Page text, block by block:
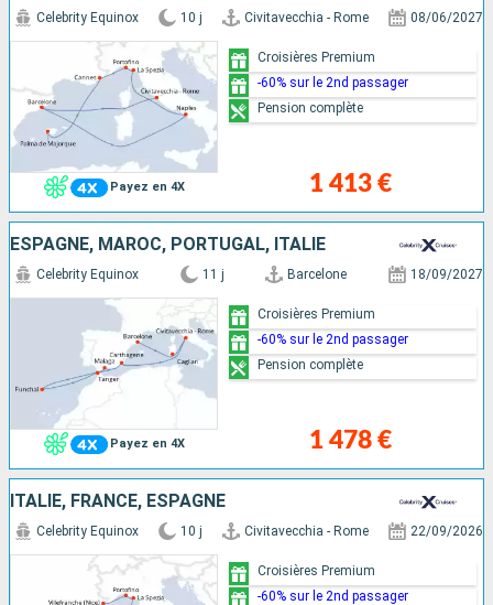
Payez en 4X
Celebrity Equinox 10 j Civitavecchia - Rome 08/06/2027
1 413 €
Croisières Premium
-60% sur le 2nd passager
Pension complète
ESPAGNE, MAROC, PORTUGAL, ITALIE
Payez en 4X
Celebrity Equinox 11 j Barcelone 18/09/2027
1 478 €
Croisières Premium
-60% sur le 2nd passager
Pension complète
ITALIE, FRANCE, ESPAGNE
Celebrity Equinox 10 j Civitavecchia - Rome 22/09/2026
Croisières Premium
-60% sur le 2nd passager